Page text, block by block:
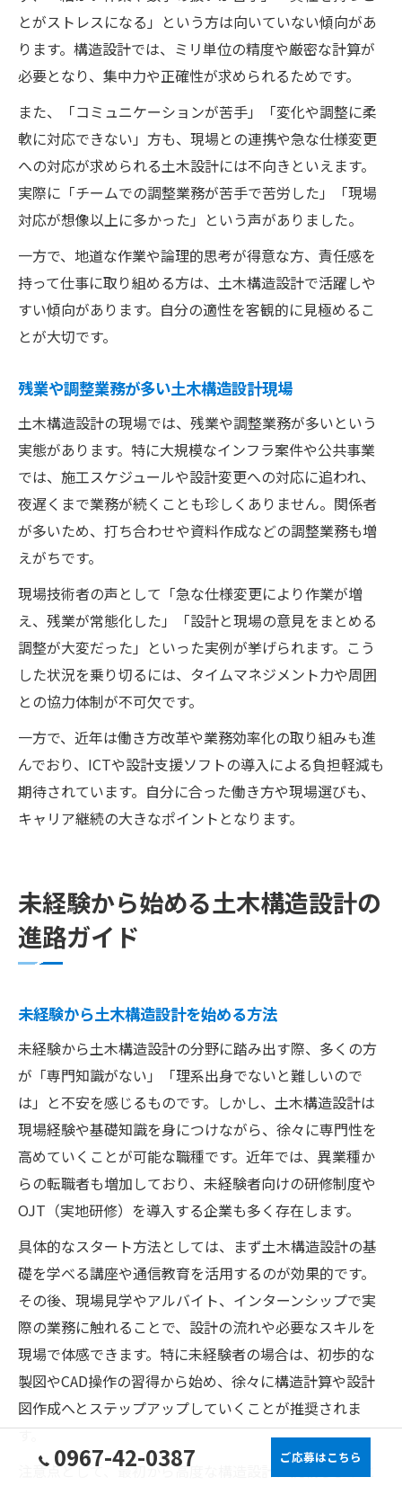
とがストレスになる」という方は向いていない傾向があ
ります。構造設計では、ミリ単位の精度や厳密な計算が
必要となり、集中力や正確性が求められるためです。
また、「コミュニケーションが苦手」「変化や調整に柔
軟に対応できない」方も、現場との連携や急な仕様変更
への対応が求められる土木設計には不向きといえます。
実際に「チームでの調整業務が苦手で苦労した」「現場
対応が想像以上に多かった」という声がありました。
一方で、地道な作業や論理的思考が得意な方、責任感を
持って仕事に取り組める方は、土木構造設計で活躍しや
すい傾向があります。自分の適性を客観的に見極めるこ
とが大切です。
残業や調整業務が多い土木構造設計現場
土木構造設計の現場では、残業や調整業務が多いという
実態があります。特に大規模なインフラ案件や公共事業
では、施工スケジュールや設計変更への対応に追われ、
夜遅くまで業務が続くことも珍しくありません。関係者
が多いため、打ち合わせや資料作成などの調整業務も増
えがちです。
現場技術者の声として「急な仕様変更により作業が増
え、残業が常態化した」「設計と現場の意見をまとめる
調整が大変だった」といった実例が挙げられます。こう
した状況を乗り切るには、タイムマネジメント力や周囲
との協力体制が不可欠です。
一方で、近年は働き方改革や業務効率化の取り組みも進
んでおり、ICTや設計支援ソフトの導入による負担軽減も
期待されています。自分に合った働き方や現場選びも、
キャリア継続の大きなポイントとなります。
未経験から始める土木構造設計の
進路ガイド
未経験から土木構造設計を始める方法
未経験から土木構造設計の分野に踏み出す際、多くの方
が「専門知識がない」「理系出身でないと難しいので
は」と不安を感じるものです。しかし、土木構造設計は
現場経験や基礎知識を身につけながら、徐々に専門性を
高めていくことが可能な職種です。近年では、異業種か
らの転職者も増加しており、未経験者向けの研修制度や
OJT（実地研修）を導入する企業も多く存在します。
具体的なスタート方法としては、まず土木構造設計の基
礎を学べる講座や通信教育を活用するのが効果的です。
その後、現場見学やアルバイト、インターンシップで実
際の業務に触れることで、設計の流れや必要なスキルを
現場で体感できます。特に未経験者の場合は、初歩的な
製図やCAD操作の習得から始め、徐々に構造計算や設計
図作成へとステップアップしていくことが推奨されま
す。
注意点として、最初から高度な構造設計に挑戦しようと
0967-42-0387 ご応募はこちら